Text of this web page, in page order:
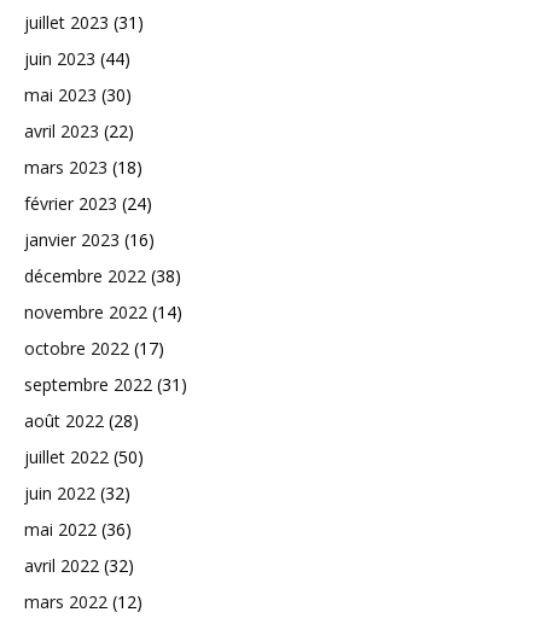
juillet 2023 (31)
juin 2023 (44)
mai 2023 (30)
avril 2023 (22)
mars 2023 (18)
février 2023 (24)
janvier 2023 (16)
décembre 2022 (38)
novembre 2022 (14)
octobre 2022 (17)
septembre 2022 (31)
août 2022 (28)
juillet 2022 (50)
juin 2022 (32)
mai 2022 (36)
avril 2022 (32)
mars 2022 (12)